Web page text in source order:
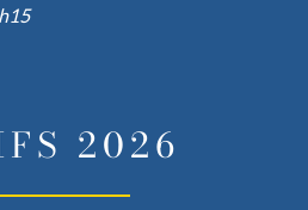
2026